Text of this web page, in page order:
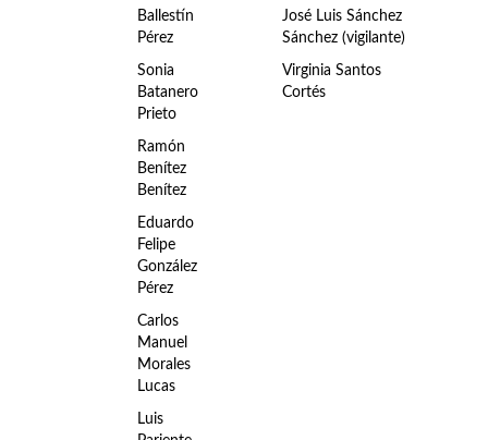
Ballestín
Pérez
Sonia
Batanero
Prieto
Ramón
Benítez
Benítez
Eduardo
Felipe
González
Pérez
Carlos
Manuel
Morales
Lucas
Luis
José Luis Sánchez
Sánchez (vigilante)
Virginia Santos
Cortés